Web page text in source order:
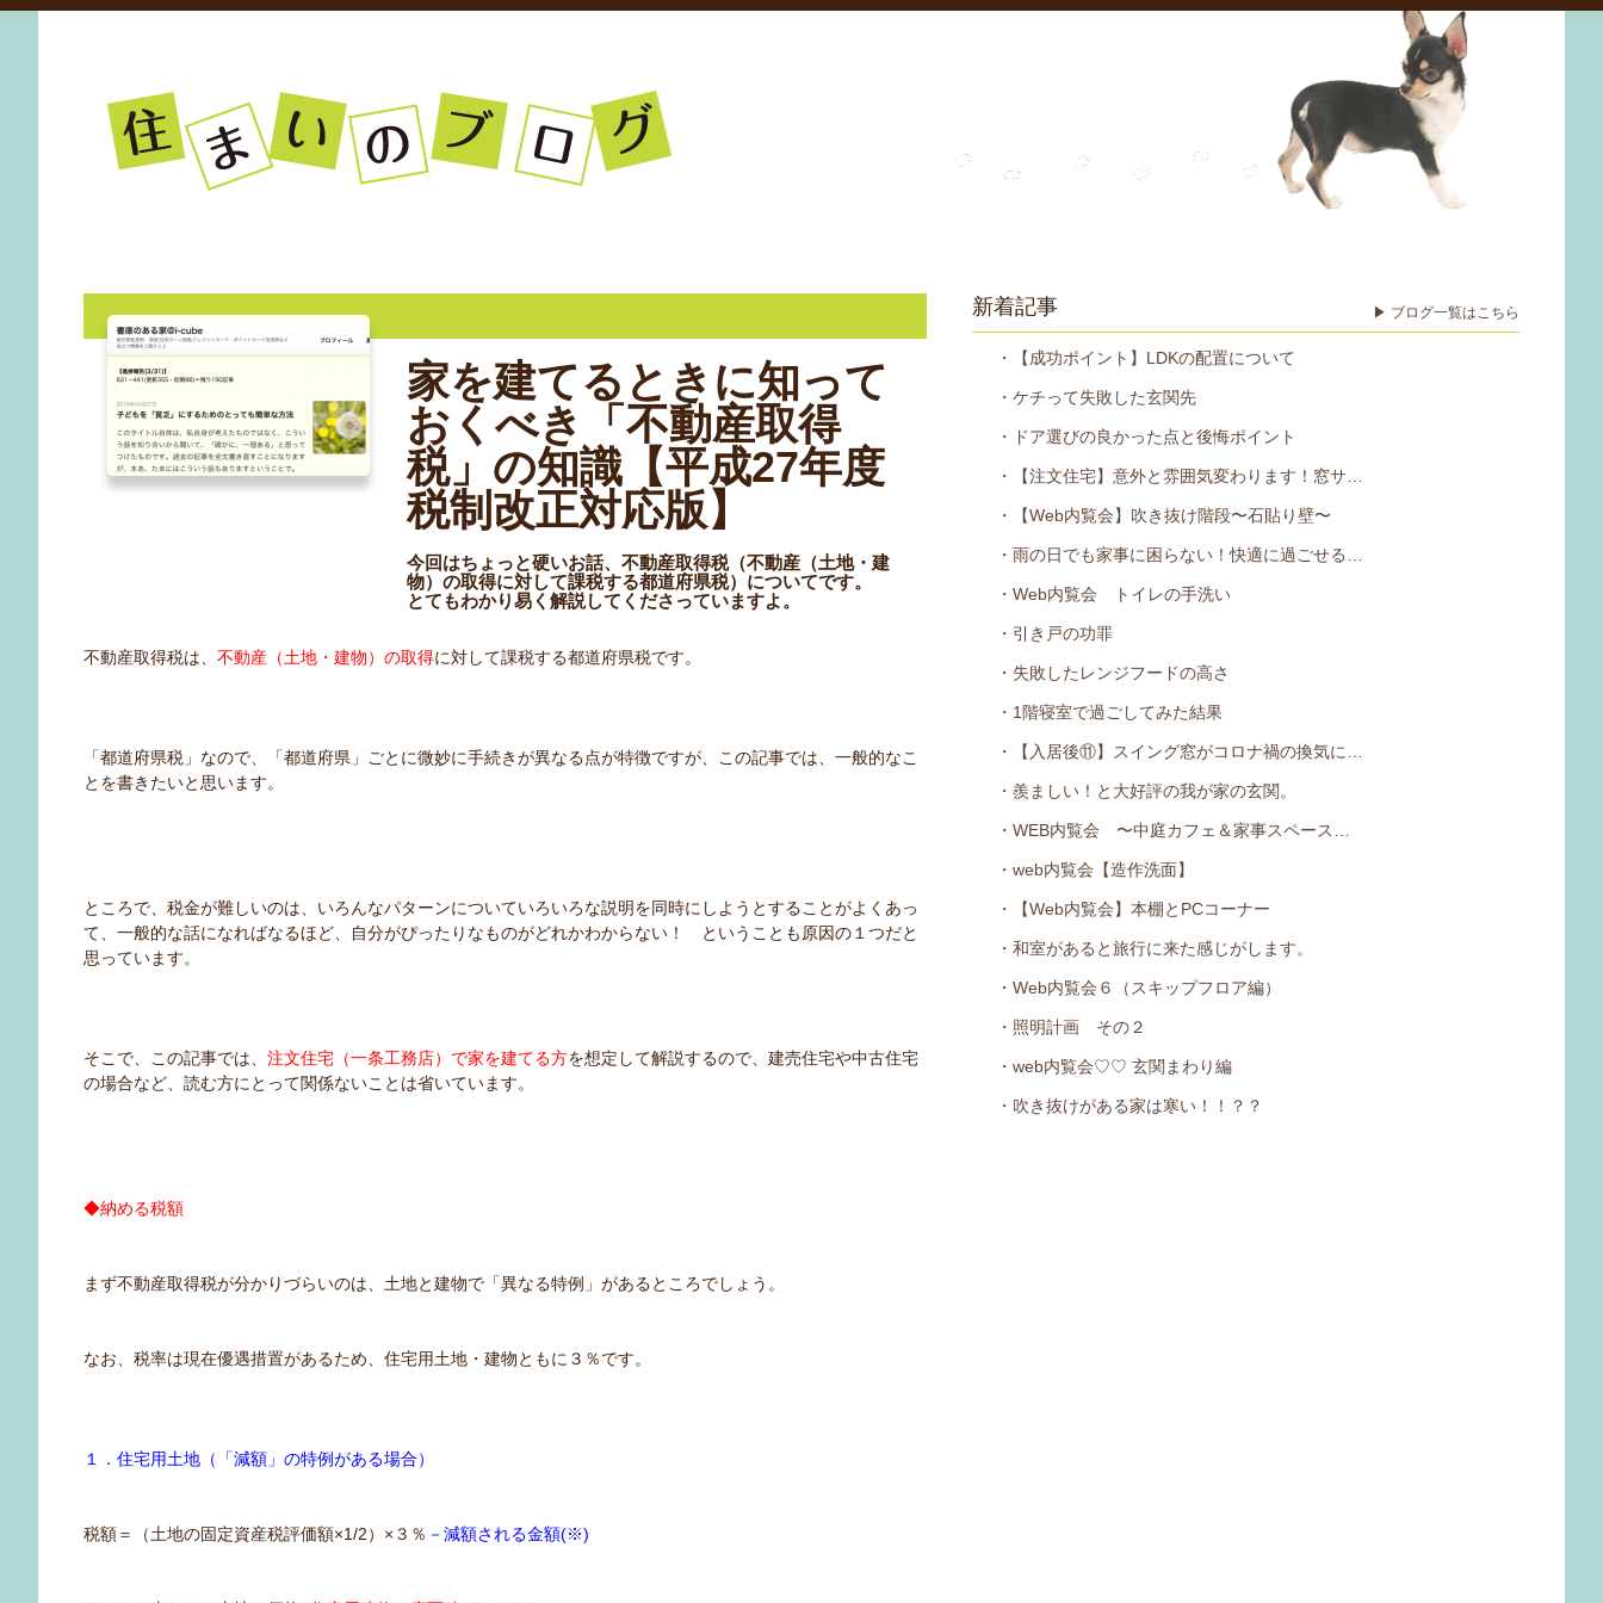
家を建てるときに知って
おくべき「不動産取得
税」の知識【平成27年度
税制改正対応版】
今回はちょっと硬いお話、不動産取得税（不動産（土地・建
物）の取得に対して課税する都道府県税）についてです。
とてもわかり易く解説してくださっていますよ。
不動産取得税は、不動産（土地・建物）の取得に対して課税する都道府県税です。
「都道府県税」なので、「都道府県」ごとに微妙に手続きが異なる点が特徴ですが、この記事では、一般的なこ
とを書きたいと思います。
ところで、税金が難しいのは、いろんなパターンについていろいろな説明を同時にしようとすることがよくあっ
て、一般的な話になればなるほど、自分がぴったりなものがどれかわからない！ ということも原因の１つだと
思っています。
そこで、この記事では、注文住宅（一条工務店）で家を建てる方を想定して解説するので、建売住宅や中古住宅
の場合など、読む方にとって関係ないことは省いています。
◆納める税額
まず不動産取得税が分かりづらいのは、土地と建物で「異なる特例」があるところでしょう。
なお、税率は現在優遇措置があるため、住宅用土地・建物ともに３％です。
１．住宅用土地（「減額」の特例がある場合）
税額＝（土地の固定資産税評価額×1/2）×３％ －減額される金額(※)
新着記事 ▶ ブログ一覧はこちら
・【成功ポイント】LDKの配置について
・ケチって失敗した玄関先
・ドア選びの良かった点と後悔ポイント
・【注文住宅】意外と雰囲気変わります！窓サ…
・【Web内覧会】吹き抜け階段〜石貼り壁〜
・雨の日でも家事に困らない！快適に過ごせる…
・Web内覧会 トイレの手洗い
・引き戸の功罪
・失敗したレンジフードの高さ
・1階寝室で過ごしてみた結果
・【入居後⑪】スイング窓がコロナ禍の換気に…
・羨ましい！と大好評の我が家の玄関。
・WEB内覧会 〜中庭カフェ＆家事スペース…
・web内覧会【造作洗面】
・【Web内覧会】本棚とPCコーナー
・和室があると旅行に来た感じがします。
・Web内覧会６（スキップフロア編）
・照明計画 その２
・web内覧会♡♡ 玄関まわり編
・吹き抜けがある家は寒い！！？？